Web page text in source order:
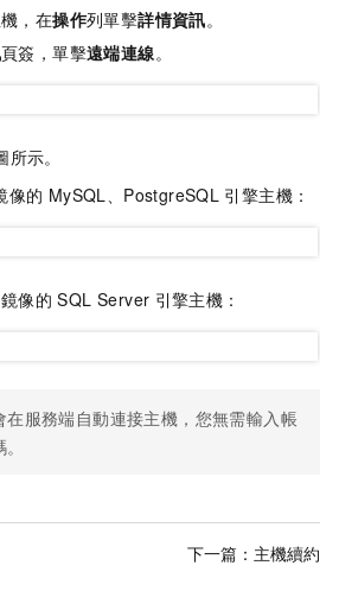
，在操作列單擊詳情資訊。
頁簽，單擊遠端連線。
示。
像的 MySQL、PostgreSQL 引擎主機：
鏡像的 SQL Server 引擎主機：
在服務端自動連接主機，您無需輸入帳
下一篇： 主機續約